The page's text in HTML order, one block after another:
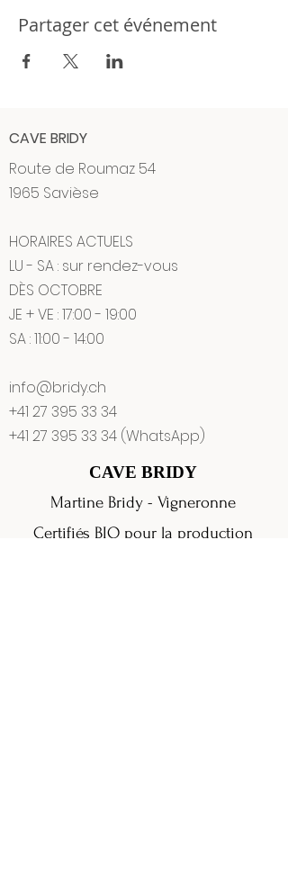
Partager cet événement
CAVE BRIDY
Route de Roumaz 54
1965 Savièse
HORAIRES ACTUELS
LU - SA : sur rendez-vous
DÈS OCTOBRE
JE + VE : 17:00 - 19:00
SA : 11:00 - 14:00
info@bridy.ch
+41 27 395 33 34
+41 27 395 33 34 (WhatsApp)
CAVE BRIDY
Martine Bridy - Vigneronne
Certifiés BIO pour la production